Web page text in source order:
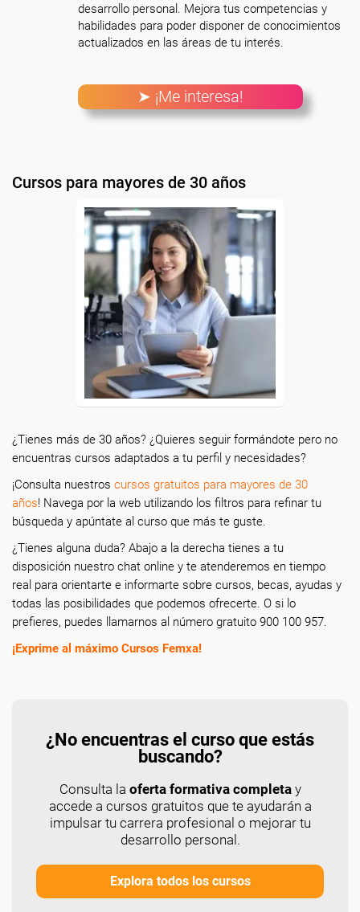
desarrollo personal. Mejora tus competencias y
habilidades para poder disponer de conocimientos
actualizados en las áreas de tu interés.
➤ ¡Me interesa!
Cursos para mayores de 30 años
¿Tienes más de 30 años? ¿Quieres seguir formándote pero no
encuentras cursos adaptados a tu perfil y necesidades?
¡Consulta nuestros cursos gratuitos para mayores de 30
años! Navega por la web utilizando los filtros para refinar tu
búsqueda y apúntate al curso que más te guste.
¿Tienes alguna duda? Abajo a la derecha tienes a tu
disposición nuestro chat online y te atenderemos en tiempo
real para orientarte e informarte sobre cursos, becas, ayudas y
todas las posibilidades que podemos ofrecerte. O si lo
prefieres, puedes llamarnos al número gratuito 900 100 957.
¡Exprime al máximo Cursos Femxa!
¿No encuentras el curso que estás
buscando?
Consulta la oferta formativa completay
accede a cursos gratuitos que te ayudarán a
impulsar tu carrera profesional o mejorar tu
desarrollo personal.
Explora todos los cursos